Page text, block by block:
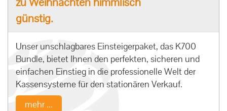
günstig.
Unser unschlagbares Einsteigerpaket, das K700
Bundle, bietet Ihnen den perfekten, sicheren und
einfachen Einstieg in die professionelle Welt der
Kassensysteme für den stationären Verkauf.
mehr ...